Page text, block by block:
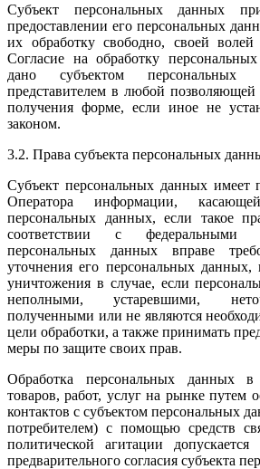
Субъект персональных данных
предоставлении его персональных
их обработку свободно, своей
Согласие на обработку
дано субъектом
представителем в любой позволяющей
получения форме, если иное не
законом.
3.2. Права субъекта персональных
Субъект персональных данных имеет
Оператора информации,
персональных данных, если такое
соответствии с федеральными
персональных данных вправе
уточнения его персональных
уничтожения в случае, если
неполными, устаревшими,
полученными или не являются
цели обработки, а также принимать
меры по защите своих прав.
Обработка персональных данных
товаров, работ, услуг на рынке путем
контактов с субъектом персональных
потребителем) с помощью средств
политической агитации
предварительного согласия субъекта